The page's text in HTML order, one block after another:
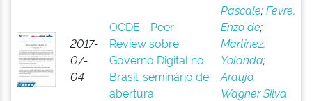
2017-
07-
04
OCDE - Peer
Review sobre
Governo Digital no
Brasil: seminário de
abertura
Pascale;Fevre,
Enzo de;
Martinez,
Yolanda;
Araujo,
Wagner Silva